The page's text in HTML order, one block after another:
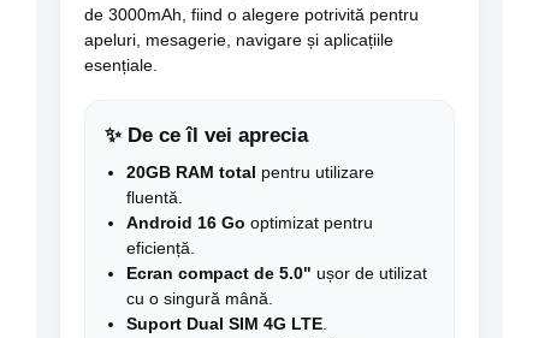
de 3000mAh, fiind o alegere potrivită pentru
apeluri, mesagerie, navigare și aplicațiile
esențiale.
✨ De ce îl vei aprecia
20GB RAM total pentru utilizare
fluentă.
Android 16 Go optimizat pentru
eficiență.
Ecran compact de 5.0" ușor de utilizat
cu o singură mână.
Suport Dual SIM 4G LTE